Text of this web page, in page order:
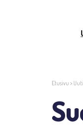
Etusivu >